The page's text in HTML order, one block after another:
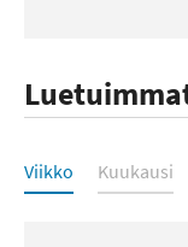
Luetuimmat
Viikko Kuukausi